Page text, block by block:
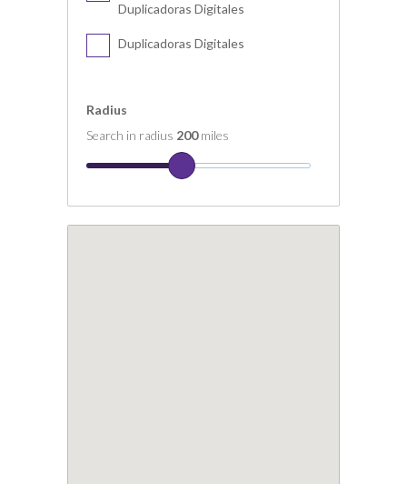
Duplicadoras Digitales
Duplicadoras Digitales
Radius
Search in radius 200miles